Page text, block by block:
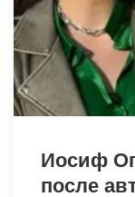
Иосиф
после